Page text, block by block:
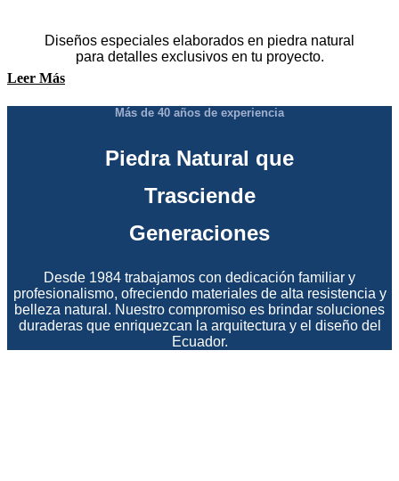
Diseños especiales elaborados en piedra natural
para detalles exclusivos en tu proyecto.
Leer Más
Más de 40 años de experiencia
Piedra Natural que
Trasciende
Generaciones
Desde 1984 trabajamos con dedicación familiar y
profesionalismo, ofreciendo materiales de alta resistencia y
belleza natural. Nuestro compromiso es brindar soluciones
duraderas que enriquezcan la arquitectura y el diseño del
Ecuador.